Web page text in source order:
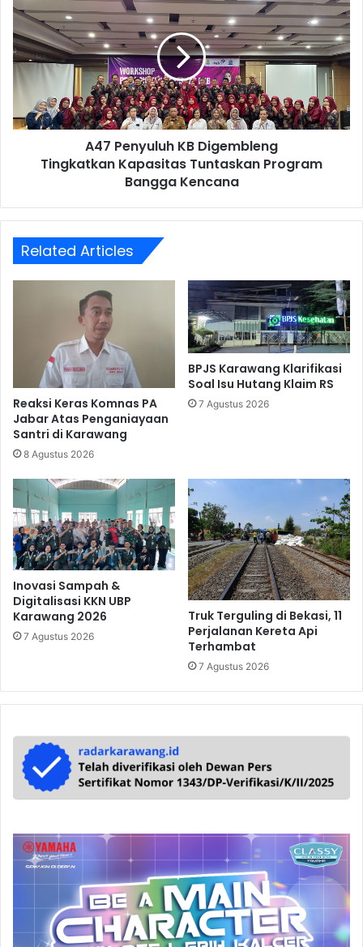
Penyuluh
Digembleng
Tingkatkan
Kapasitas
Program
Bangga
A47 Penyuluh KB Digembleng
Tingkatkan Kapasitas Tuntaskan Program
Bangga Kencana
Related Articles
Reaksi Keras Komnas PA
Jabar Atas Penganiayaan
Santri di Karawang
8 Agustus 2026
BPJS Karawang Klarifikasi
Soal Isu Hutang Klaim RS
7 Agustus 2026
Inovasi Sampah &
Digitalisasi KKN UBP
Karawang 2026
7 Agustus 2026
Truk Terguling di Bekasi, 11
Perjalanan Kereta Api
Terhambat
7 Agustus 2026